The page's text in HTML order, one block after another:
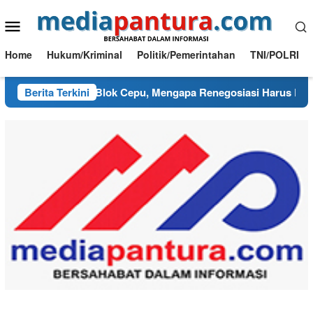
ke
Menu
Mobile
Home Hukum/Kriminal Politik/Pemerintahan TNI/POLRI
Berita Terkini
Kusut PI Blok Cepu, Mengapa Renegosiasi Harus Berpijak